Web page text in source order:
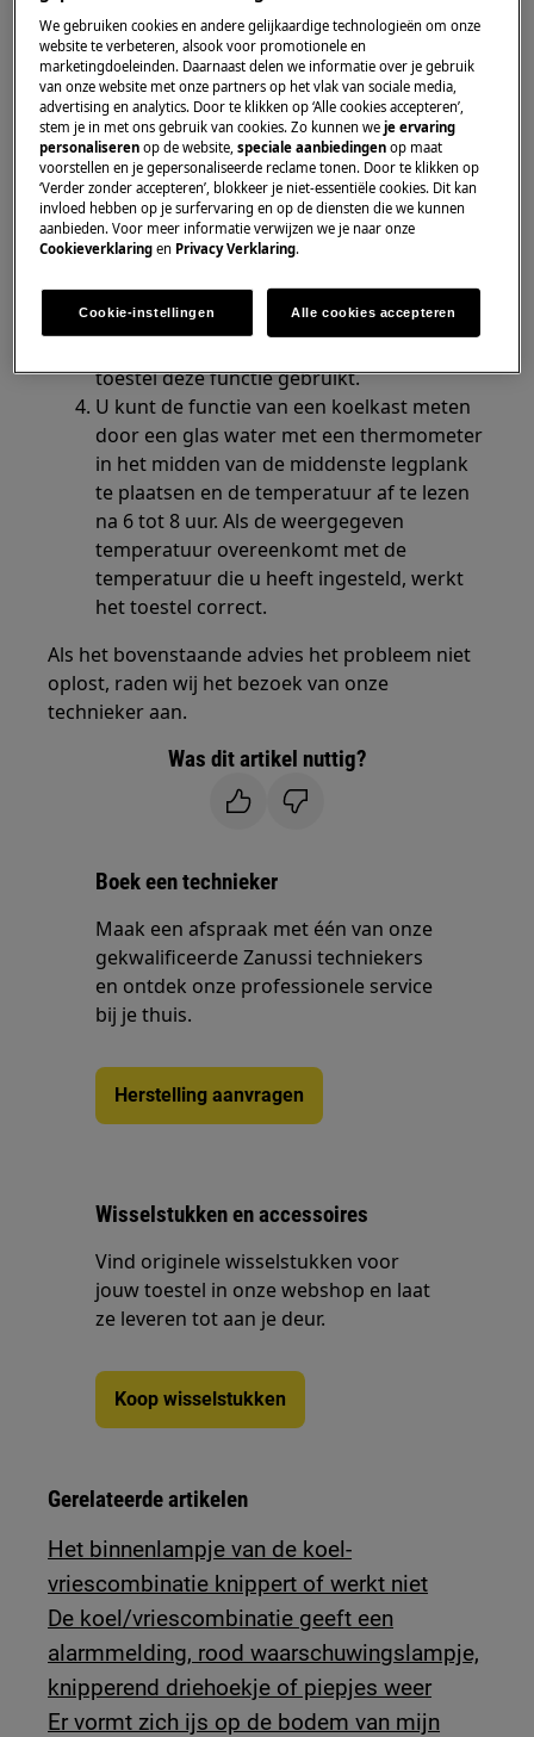
Oplossing
Zorg dat het toestel correct is aangesloten
op de stroomtoevoer, en dat het
koelsysteem aan staat.
Controleer na 1 uur de bedrijfsgeluiden.
Als het toestel aan staat en de compressor
stil is, draait de koelkast mogelijk zijn
automatische ontdooicyclus. Het
ontdooiprogramma draait regelmatig en
duurt circa 30 minuten. Raadpleeg de
toestel deze functie gebruikt.
U kunt de functie van een koelkast meten
door een glas water met een thermometer
in het midden van de middenste legplank
te plaatsen en de temperatuur af te lezen
na 6 tot 8 uur. Als de weergegeven
temperatuur overeenkomt met de
temperatuur die u heeft ingesteld, werkt
het toestel correct.
Als het bovenstaande advies het probleem niet
oplost, raden wij het bezoek van onze
technieker aan.
Was dit artikel nuttig?
Boek een technieker
Maak een afspraak met één van onze
gekwalificeerde Zanussi techniekers
en ontdek onze professionele service
bij je thuis.
Herstelling aanvragen
Wisselstukken en accessoires
Vind originele wisselstukken voor
jouw toestel in onze webshop en laat
ze leveren tot aan je deur.
Koop wisselstukken
Gerelateerde artikelen
Het binnenlampje van de koel-
vriescombinatie knippert of werkt niet
De koel/vriescombinatie geeft een
alarmmelding, rood waarschuwingslampje,
knipperend driehoekje of piepjes weer
Er vormt zich ijs op de bodem van mijn
We gebruiken cookies en andere gelijkaardige technologieën om onze
website te verbeteren, alsook voor promotionele en
marketingdoeleinden. Daarnaast delen we informatie over je gebruik
van onze website met onze partners op het vlak van sociale media,
advertising en analytics. Door te klikken op ‘Alle cookies accepteren’,
stem je in met ons gebruik van cookies. Zo kunnen weje ervaring
personaliseren op de website,speciale aanbiedingen op maat
voorstellen en je gepersonaliseerde reclame tonen. Door te klikken op
‘Verder zonder accepteren’, blokkeer je niet-essentiële cookies. Dit kan
invloed hebben op je surfervaring en op de diensten die we kunnen
aanbieden. Voor meer informatie verwijzen we je naar onze
Cookieverklaring en Privacy Verklaring.
Cookie-instellingen Alle cookies accepteren